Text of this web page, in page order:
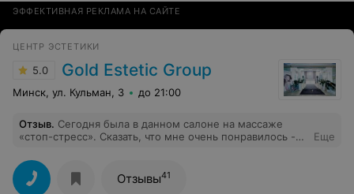
ЭФФЕКТИВНАЯ РЕКЛАМА НА САЙТЕ
ЦЕНТР ЭСТЕТИКИ
5.0 Gold Estetic Group
Минск, ул. Кульман, 3 до 21:00
Отзыв. Сегодня была в данном салоне на массаже
«стоп-стресс». Сказать, что мне очень понравилось -
профессионализма мастера (к сожалению, не знаю
имени девушки). Очень приятные впечатления от
салона. Рекомендую!
Еще
Отзывы41